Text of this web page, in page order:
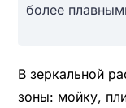
более
В зеркальной
зоны: мойку,